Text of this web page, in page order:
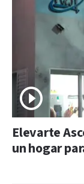
Elevarte
un hogar